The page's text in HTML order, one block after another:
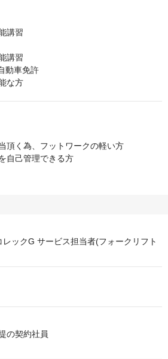
講習
講習
動車免許
な方
頂く為、フットワークの軽い方
自己管理できる方
レックG サービス担当者(フォークリフト
の契約社員